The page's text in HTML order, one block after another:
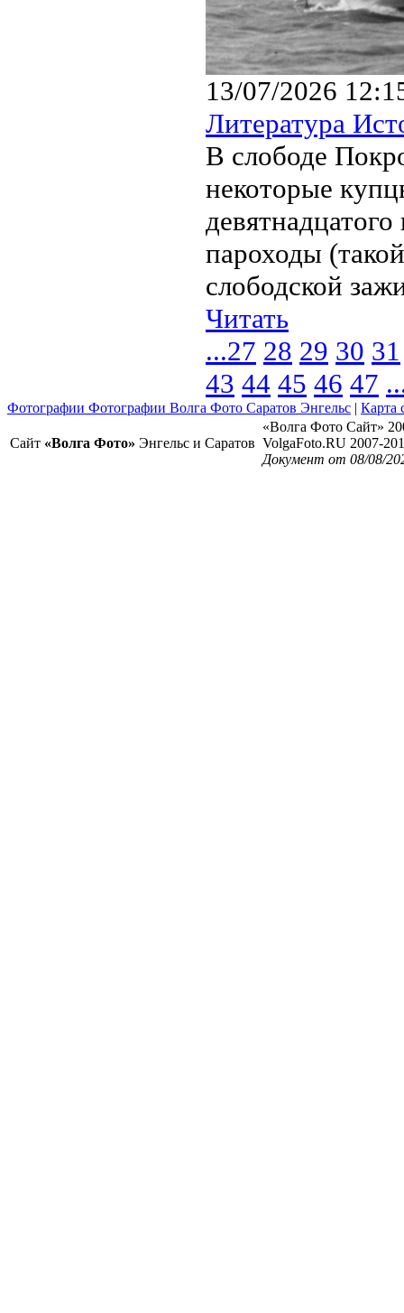
13/07/2026
Литература
В слободе
некоторые
пароходы
слободской
Читать
...27 28 29 30 31
43 44 45 46 47
Фотографии Фотографии Волга Фото Саратов Энгельс | Карта
Сайт «Волга Фото» Энгельс и Саратов
«Волга Фото Сайт»
VolgaFoto.RU 2007-
Документ от 08/08/